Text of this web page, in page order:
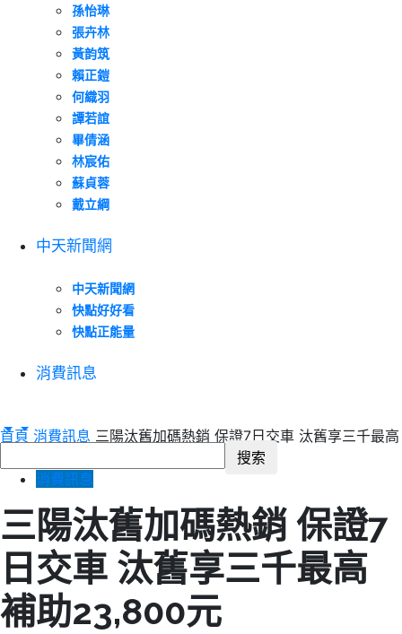
孫怡琳
張卉林
黃韵筑
賴正鎧
何織羽
譚若誼
畢倩涵
林宸佑
蘇貞蓉
戴立綱
中天新聞網
中天新聞網
快點好好看
快點正能量
消費訊息
首頁 消費訊息 三陽汰舊加碼熱銷 保證7日交車 汰舊享三千最高
消費訊息
三陽汰舊加碼熱銷 保證7
日交車 汰舊享三千最高
補助23,800元